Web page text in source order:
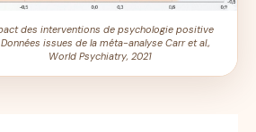
des interventions de psychologie positive
issues de la méta-analyse Carr et al.,
World Psychiatry, 2021